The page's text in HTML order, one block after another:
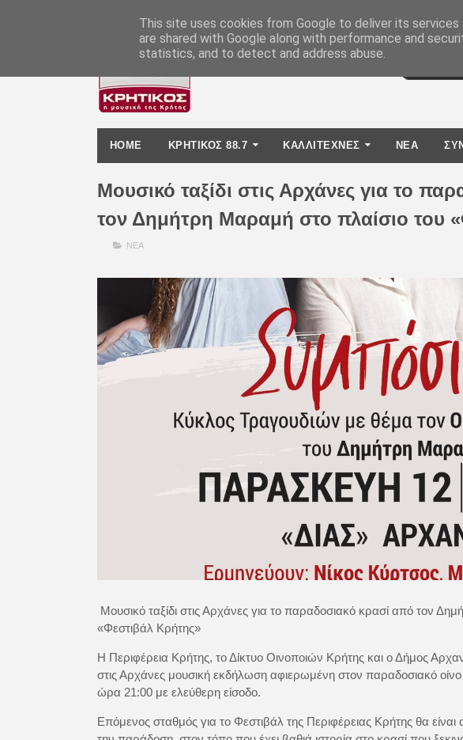
HOME ΚΡΗΤΙΚΟΣ 88.7 ΚΑΛΛΙΤΕΧΝΕΣ ΝΕΑ
Μουσικό ταξίδι στις Αρχάνες για το
τον Δημήτρη Μαραμή στο πλαίσιο του
ΝΕΑ
Μουσικό ταξίδι στις Αρχάνες για το παραδοσιακό κρασί από τον
«Φεστιβάλ Κρήτης»
H Περιφέρεια Κρήτης, το Δίκτυο Οινοποιών Κρήτης και ο Δήμος
στις Αρχάνες μουσική εκδήλωση αφιερωμένη στον παραδοσιακό
ώρα 21:00 με ελεύθερη είσοδο.
Επόμενος σταθμός για το Φεστιβάλ της Περιφέρειας Κρήτης θα
This site uses cookies from Google to deliver its
are shared with Google along with performance and
statistics, and to detect and address abuse.